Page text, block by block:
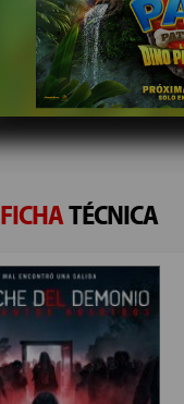
FICHATÉCNICA